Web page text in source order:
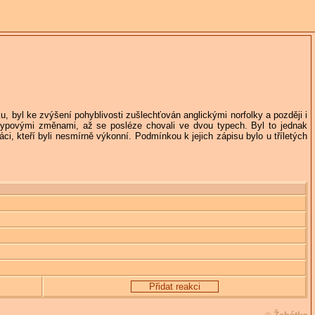
byl ke zvýšení pohyblivosti zušlechťován anglickými norfolky a později i
změnami, až se posléze chovali ve dvou typech. Byl to jednak
kteří byli nesmírně výkonní. Podmínkou k jejich zápisu bylo u tříletých
Přidat reakci